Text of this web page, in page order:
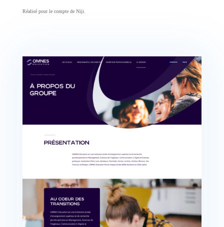
Réalisé pour le compte de Niji.